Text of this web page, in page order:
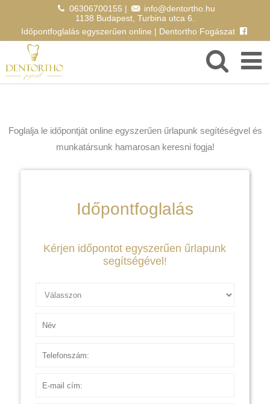
06306700155 |
info@dentortho.hu
1138 Budapest, Turbina utca 6.
Időpontfoglalás egyszerűen online | Dentortho Fogászat
Foglalja le időpontját online egyszerűen űrlapunk segítéségvel és
munkatársunk hamarosan keresni fogja!
Időpontfoglalás
Kérjen időpontot egyszerűen űrlapunk
segítségével!